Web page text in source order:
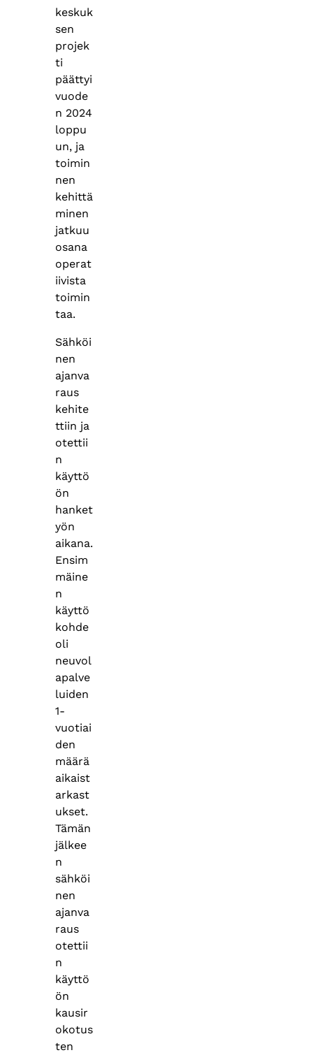
keskuk
sen
projek
ti
päättyi
vuode
n 2024
loppu
un, ja
toimin
nen
kehittä
minen
jatkuu
osana
operat
iivista
toimin
taa.
Sähköi
nen
ajanva
raus
kehite
ttiin ja
otettii
n
käyttö
ön
hanket
yön
aikana.
Ensim
mäine
n
käyttö
kohde
oli
neuvol
apalve
luiden
1-
vuotiai
den
määrä
aikaist
arkast
ukset.
Tämän
jälkee
n
sähköi
nen
ajanva
raus
otettii
n
käyttö
ön
kausir
okotus
ten